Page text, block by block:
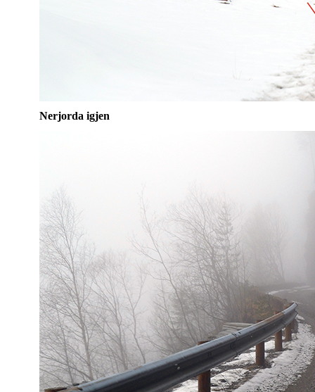
Nerjorda igjen